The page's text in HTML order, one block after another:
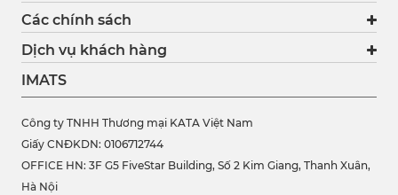
Các chính sách
Dịch vụ khách hàng
IMATS
Công ty TNHH Thương mại KATA Việt Nam
Giấy CNĐKDN: 0106712744
OFFICE HN: 3F G5 FiveStar Building, Số 2 Kim Giang, Thanh Xuân,
Hà Nội